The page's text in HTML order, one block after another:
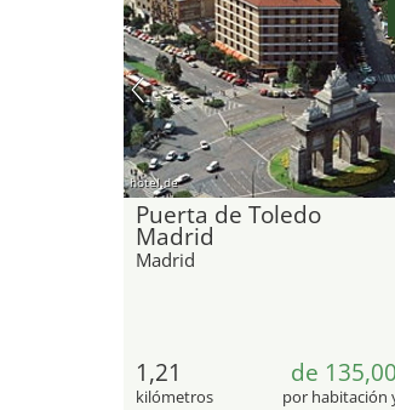
hotel.de
Puerta de Toledo
Madrid
Madrid
1,21
kilómetros
de
por habitación